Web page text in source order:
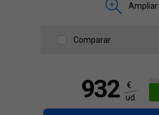
Ampliar
Comparar
932
€
ud.